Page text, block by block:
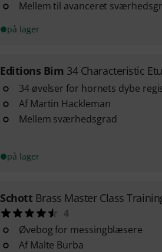
Mellem til avanceret
på lager
Editions Bim 34 Characteristic
34 øvelser for hornets dybe
Af Martin Hackleman
Mellem sværhedsgrad
på lager
Schott Brass Master Class
4
Øvebog for messingblæsere
Af Malte Burba